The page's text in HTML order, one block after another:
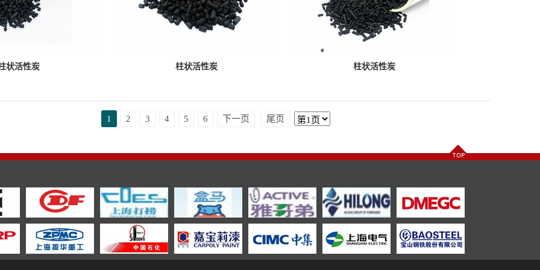
状活性炭 柱状活性炭 柱状活性炭
1 2 3 4 5 6 下一页 尾页